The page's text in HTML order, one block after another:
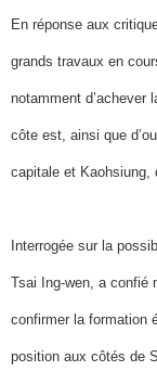
En réponse aux
grands travaux en
notamment d’achever
côte est, ainsi que
capitale et Kaohsiung,
Interrogée sur la
Tsai Ing-wen, a confié
confirmer la formation
position aux côtés de